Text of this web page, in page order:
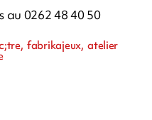
au 0262 48 40 50
fabrikajeux, atelier